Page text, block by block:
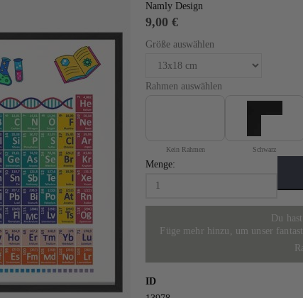
Voeg toe aan verlanglijst
Personalisierte Poster - Familienkalender
Special Price
17,00 €
Namly Design
9,00 €
Größe auswählen
Rahmen auswählen
Kein Rahmen Schwarz
Menge:
Du
Füge mehr hinzu, um unser
ID